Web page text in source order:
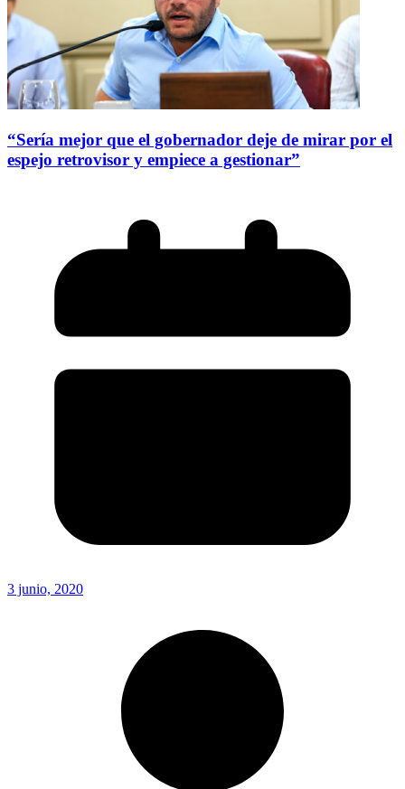
“Sería mejor que el gobernador deje de mirar por el
espejo retrovisor y empiece a gestionar”
3 junio, 2020